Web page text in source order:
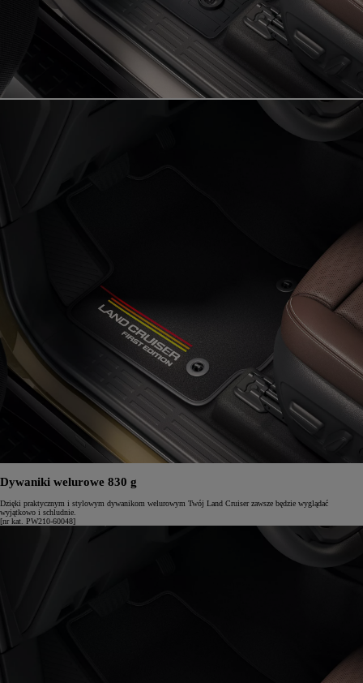
Dywaniki welurowe 830 g
Dzięki praktycznym i stylowym dywanikom welurowym Twój Land Cruiser zawsze będzie wyglądać
wyjątkowo i schludnie.
[nr kat. PW210-60048]